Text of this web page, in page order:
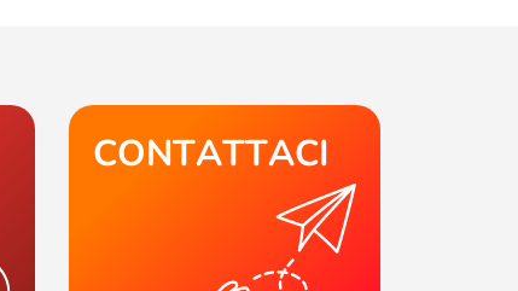
CONTATTACI